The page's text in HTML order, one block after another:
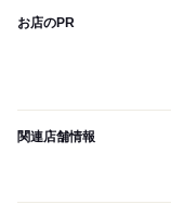
お店のPR
関連店舗情報